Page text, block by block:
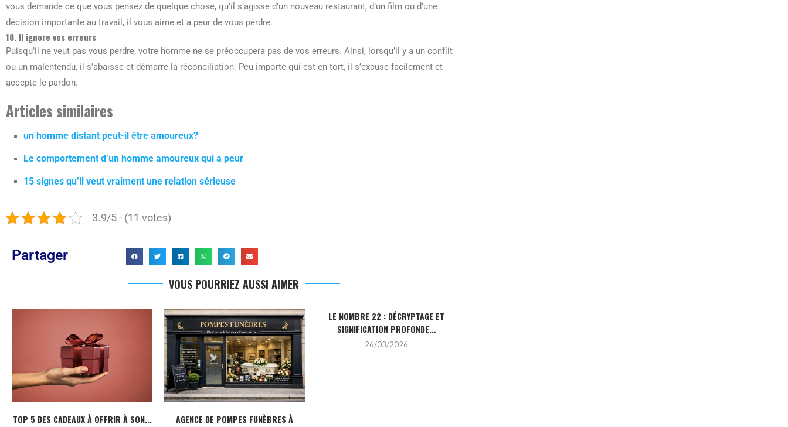
vous demande ce que vous pensez de quelque chose, qu’il s’agisse d’un nouveau restaurant, d’un film ou d’une
décision importante au travail, il vous aime et a peur de vous perdre.
10. Il ignore vos erreurs
Puisqu’il ne veut pas vous perdre, votre homme ne se préoccupera pas de vos erreurs. Ainsi, lorsqu’il y a un conflit
ou un malentendu, il s’abaisse et démarre la réconciliation. Peu importe qui est en tort, il s’excuse facilement et
accepte le pardon.
Articles similaires
un homme distant peut-il être amoureux?
Le comportement d’un homme amoureux qui a peur
15 signes qu’il veut vraiment une relation sérieuse
3.9/5 - (11 votes)
Partager
VOUS POURRIEZ AUSSI AIMER
TOP 5 DES CADEAUX À OFFRIR À SON...
AGENCE DE POMPES FUNÈBRES À
LE NOMBRE 22 : DÉCRYPTAGE ET
SIGNIFICATION PROFONDE...
26/03/2026